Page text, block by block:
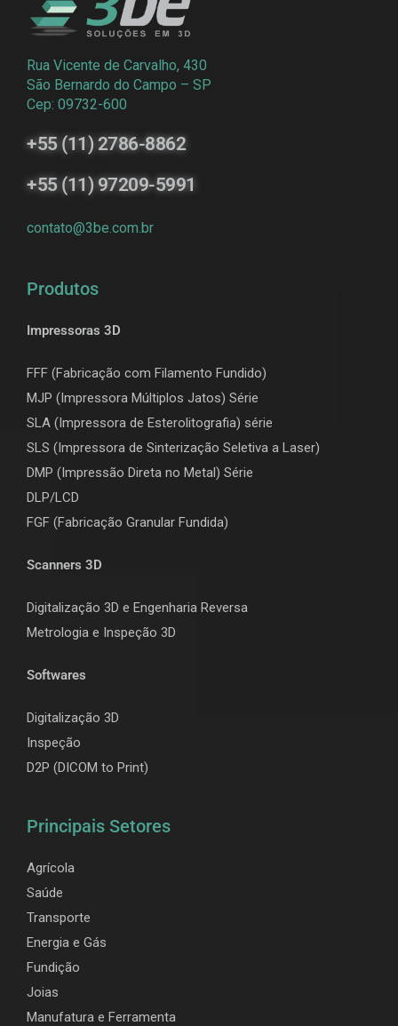
Rua Vicente de Carvalho, 430
São Bernardo do Campo – SP
Cep: 09732-600
+55 (11) 2786-8862
+55 (11) 97209-5991
contato@3be.com.br
Produtos
Impressoras 3D
FFF (Fabricação com Filamento Fundido)
MJP (Impressora Múltiplos Jatos) Série
SLA (Impressora de Esterolitografia) série
SLS (Impressora de Sinterização Seletiva a Laser)
DMP (Impressão Direta no Metal) Série
DLP/LCD
FGF (Fabricação Granular Fundida)
Scanners 3D
Digitalização 3D e Engenharia Reversa
Metrologia e Inspeção 3D
Softwares
Digitalização 3D
Inspeção
D2P (DICOM to Print)
Principais Setores
Agrícola
Saúde
Transporte
Energia e Gás
Fundição
Joias
Manufatura e Ferramenta